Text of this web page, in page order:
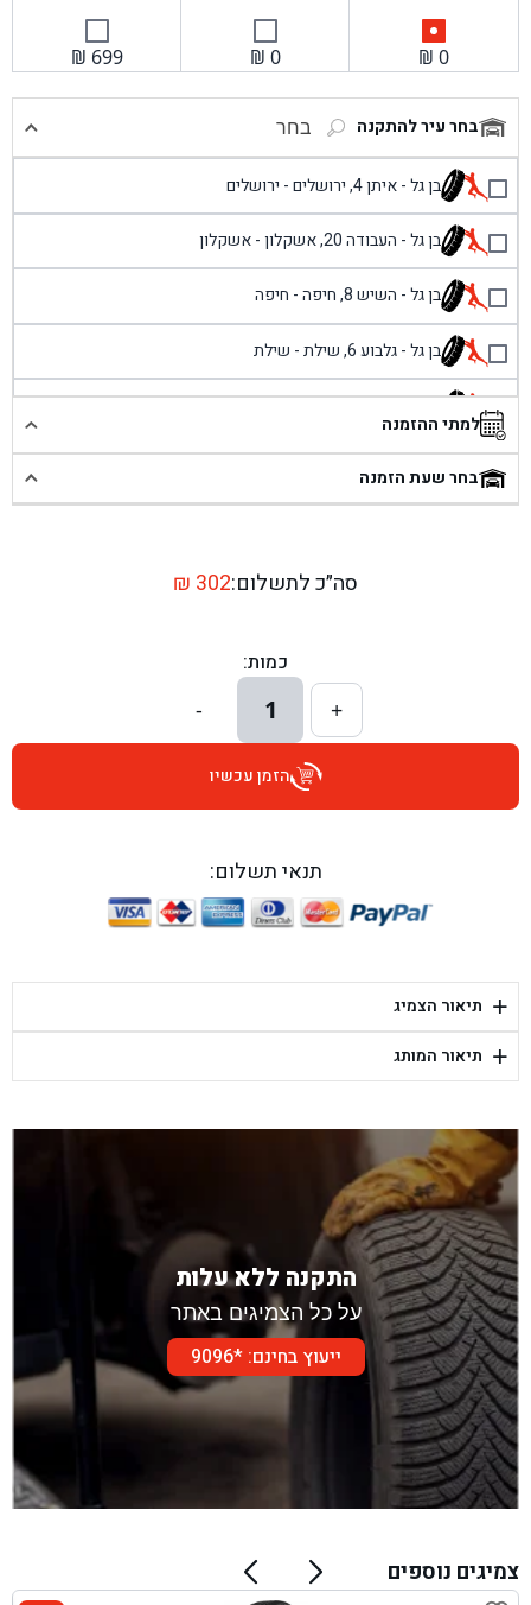
₪ 0
₪ 0
₪ 699
בחר עיר להתקנה בחר
בן גל - איתן 4, ירושלים - ירושלים
בן גל - העבודה 20, אשקלון - אשקלון
בן גל - השיש 8, חיפה - חיפה
בן גל - גלבוע 6, שילת - שילת
בן גל - פוריידיס, כניסה צפונית מול כביש 4 - פרדיס
בן גל - שכונת אזור תעשייה זעירה, עיילבון - עיילבון
בן גל - דרך השבעה 20, אזור - אזור
בן גל - הרצל 6, גדרה - גדרה
בן גל - שדרות דוד בן גוריון 8, באר שבע - באר שבע
בן גל - היובלים 26, הוד השרון - הוד השרון
בן גל - יפת 88, תל אביב יפו - תל אביב
בן גל - דור אלון הר טוב - בית שמש
למתי ההזמנה
בחר שעת הזמנה
סה״כ לתשלום: ₪ 302
כמות:
+
1
-
הזמן עכשיו
תנאי תשלום:
+ תיאור הצמיג
+ תיאור המותג
התקנה ללא עלות
על כל הצמיגים באתר
ייעוץ בחינם: *9096
צמיגים נוספים